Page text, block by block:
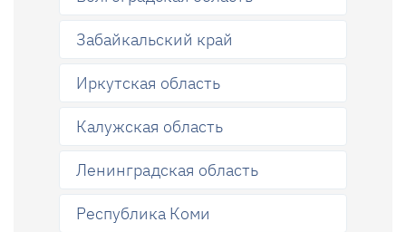
Забайкальский край
Иркутская область
Калужская область
Ленинградская область
Республика Коми